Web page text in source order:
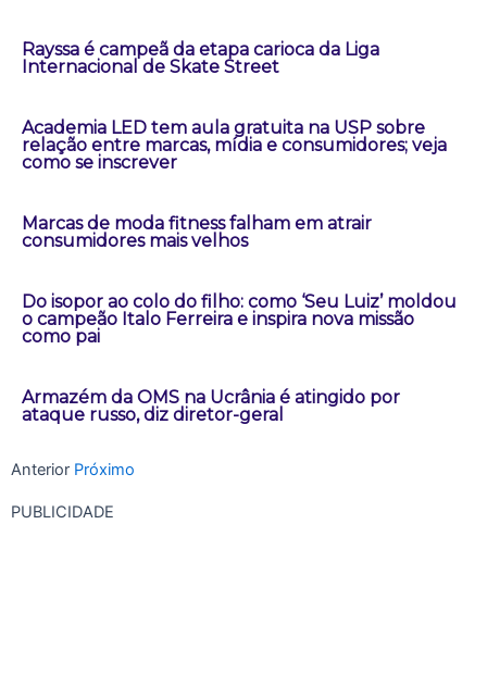
Rayssa é campeã da etapa carioca da Liga
Internacional de Skate Street
Academia LED tem aula gratuita na USP sobre
relação entre marcas, mídia e consumidores; veja
como se inscrever
Marcas de moda fitness falham em atrair
consumidores mais velhos
Do isopor ao colo do filho: como ‘Seu Luiz’ moldou
o campeão Italo Ferreira e inspira nova missão
como pai
Armazém da OMS na Ucrânia é atingido por
ataque russo, diz diretor-geral
Anterior Próximo
PUBLICIDADE